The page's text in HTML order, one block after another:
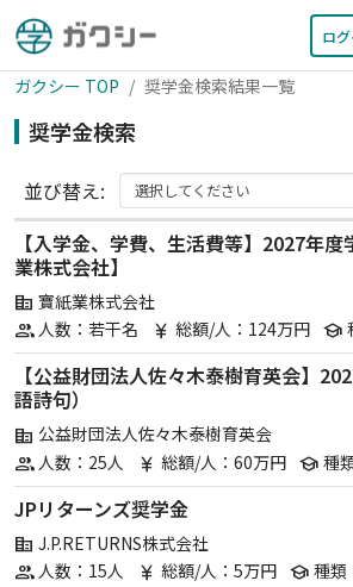
ロ
ガクシー TOP 奨学金検索結果一覧
奨学金検索
並び替え:
【入学金、学費、生活費等】2027年
業株式会社】
corporate_fare 寶紙業株式会社
group人数：若干名 currency_yen 総額/人：124万円 school
【公益財団法人佐々木泰樹育英会】
語詩句）
corporate_fare 公益財団法人佐々木泰樹育英会
group 人数：25人 currency_yen 総額/人：60万円 school 種
JPリターンズ奨学金
corporate_fare J.P.RETURNS株式会社
group人数：15人 currency_yen 総額/人：5万円 school 種類